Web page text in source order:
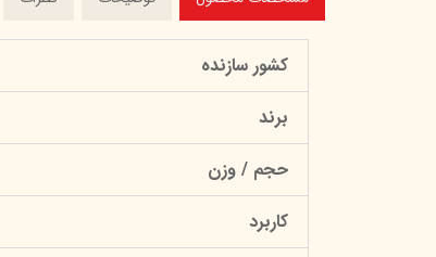
کشور سازنده
برند
حجم / وزن
کاربرد